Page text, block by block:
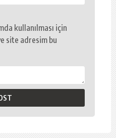
kullanılması için
site adresim bu